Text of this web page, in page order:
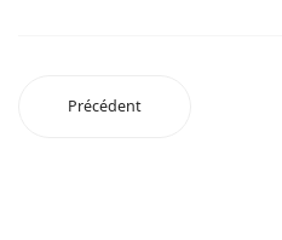
Précédent